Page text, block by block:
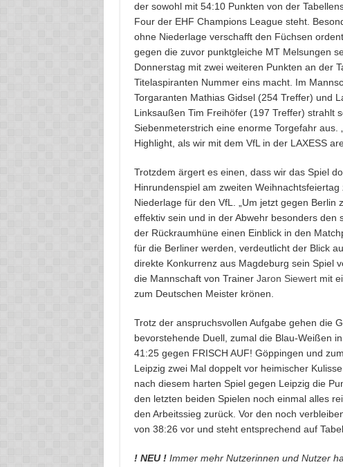
der sowohl mit 54:10 Punkten von der
Four der EHF Champions League steht.
ohne Niederlage verschafft den Füchsen
gegen die zuvor punktgleiche MT Melsungen
Donnerstag mit zwei weiteren Punkten an der
Titelaspiranten Nummer eins macht. Im
Torgaranten Mathias Gidsel (254 Treffer) und
Linksaußen Tim Freihöfer (197 Treffer) strahlt
Siebenmeterstrich eine enorme Torgefahr aus.
Highlight, als wir mit dem VfL in der LAXESS
Trotzdem ärgert es einen, dass wir das Spiel
Hinrundenspiel am zweiten
Niederlage für den VfL. „Um jetzt gegen
effektiv sein und in der Abwehr besonders den
der Rückraumhüne einen Einblick in den
für die Berliner werden, verdeutlicht der Blick
direkte Konkurrenz aus Magdeburg sein Spiel
die Mannschaft von Trainer Jaron Siewertmit
zum Deutschen Meister krönen.
Trotz der anspruchsvollen Aufgabe gehen die
bevorstehende Duell, zumal die Blau-Weißen
41:25 gegen FRISCH AUF! Göppingen und
Leipzig zwei Mal doppelt vor heimischer
nach diesem harten Spiel gegen Leipzig die
den letzten beiden Spielen noch einmal alles
den Arbeitssieg zurück. Vor den noch
von 38:26 vor und steht entsprechend auf
! NEU !Immer mehr Nutzerinnen und Nutzer